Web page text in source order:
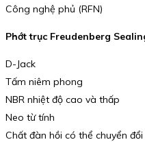
Công nghệ phủ (RFN)
Phớt trục Freudenberg
D-Jack
Tấm niêm phong
NBR nhiệt độ cao và thấp
Neo từ tính
Chất đàn hồi có thể chuyển